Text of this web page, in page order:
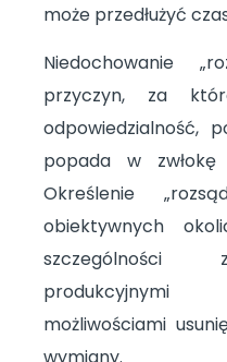
może przedłużyć
Niedochowanie
przyczyn, za
odpowiedzialność,
popada w zwłokę
Określenie
obiektywnych
szczególności
możliwościami